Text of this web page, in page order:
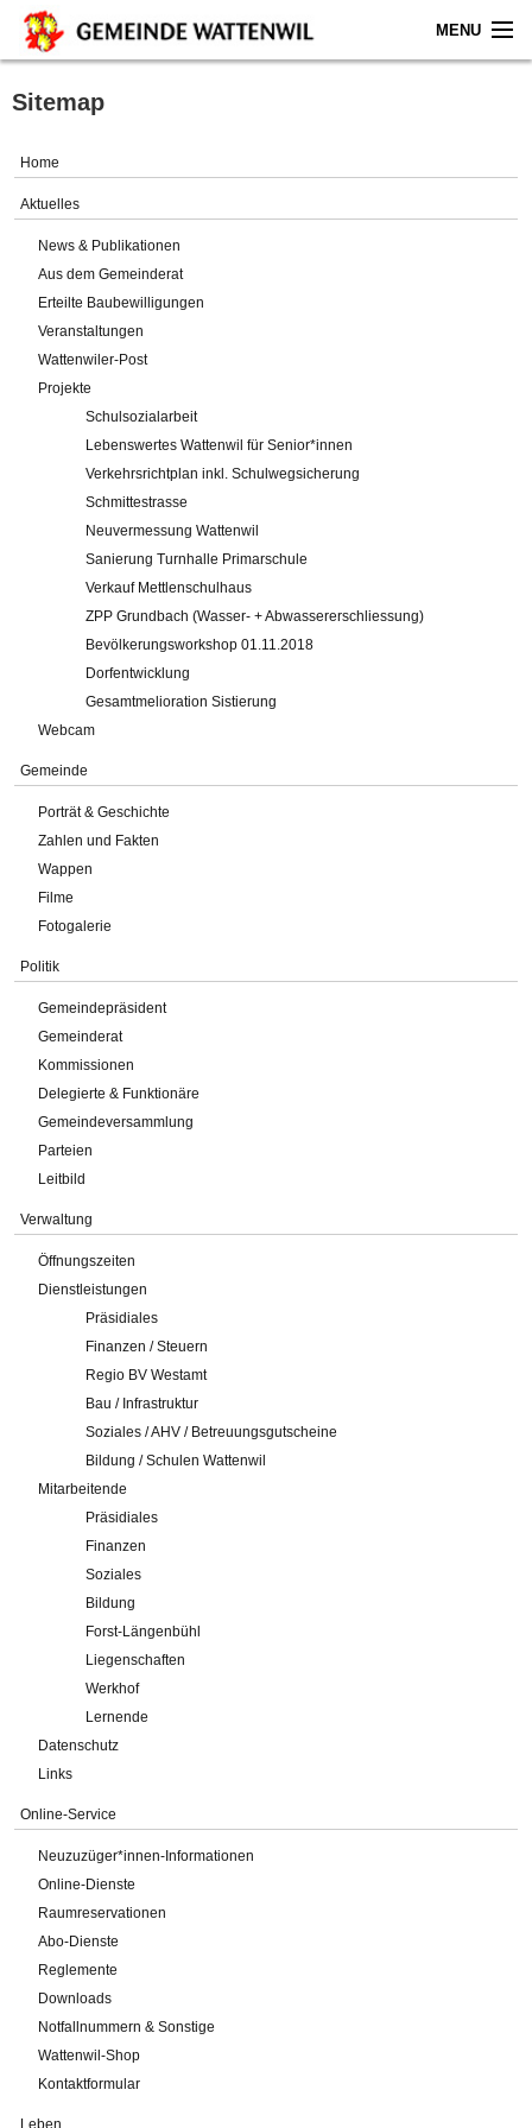
MENU
Home
Gemeinde
Verwaltung
Online-Service
Impressum
Sitemap
Home
Aktuelles
News & Publikationen
Aus dem Gemeinderat
Erteilte Baubewilligungen
Veranstaltungen
Wattenwiler-Post
Projekte
Schulsozialarbeit
Lebenswertes Wattenwil für Senior*innen
Verkehrsrichtplan inkl. Schulwegsicherung
Schmittestrasse
Neuvermessung Wattenwil
Sanierung Turnhalle Primarschule
Verkauf Mettlenschulhaus
ZPP Grundbach (Wasser- + Abwassererschliessung)
Bevölkerungsworkshop 01.11.2018
Dorfentwicklung
Gesamtmelioration Sistierung
Webcam
Gemeinde
Porträt & Geschichte
Zahlen und Fakten
Wappen
Filme
Fotogalerie
Politik
Gemeindepräsident
Gemeinderat
Kommissionen
Delegierte & Funktionäre
Gemeindeversammlung
Parteien
Leitbild
Verwaltung
Öffnungszeiten
Dienstleistungen
Präsidiales
Finanzen / Steuern
Regio BV Westamt
Bau / Infrastruktur
Soziales / AHV / Betreuungsgutscheine
Bildung / Schulen Wattenwil
Mitarbeitende
Präsidiales
Finanzen
Soziales
Bildung
Forst-Längenbühl
Liegenschaften
Werkhof
Lernende
Datenschutz
Links
Online-Service
Neuzuzüger*innen-Informationen
Online-Dienste
Raumreservationen
Abo-Dienste
Reglemente
Downloads
Notfallnummern & Sonstige
Wattenwil-Shop
Kontaktformular
Leben